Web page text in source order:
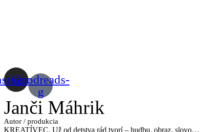
Goodreads-
g
Janči Máhrik
Autor / produkcia
KREATÍVEC. Už od detstva rád tvorí – hudbu, obraz, slovo…